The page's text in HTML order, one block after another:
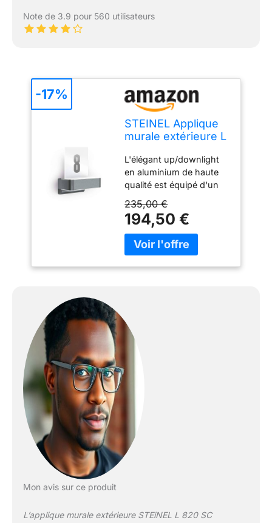
Note de 3.9 pour 560 utilisateurs
STEINEL Applique
murale extérieure L
L'élégant up/downlight
en aluminium de haute
qualité est équipé d'un
panneau de numéro de
maison et est donc idéal
pour l'entrée de votre
maison. Avec seulement
9,8 W, l'applique LED
votre maison. Un
démarrage agréable de la
tous les réglages via
l'application. Fonctions
douce, 4 heures de
235,00 €
194,50 €
-17%
Mon avis sur ce produit
L’applique murale extérieure STEiNEL L 820 SC